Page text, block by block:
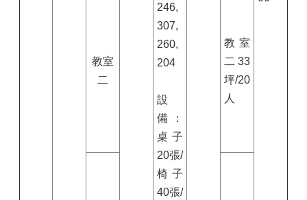
246,
307,
260,
204
設
備：
桌子
20張/
椅子
40張/
教室
二
教室
二 33
坪/20
人